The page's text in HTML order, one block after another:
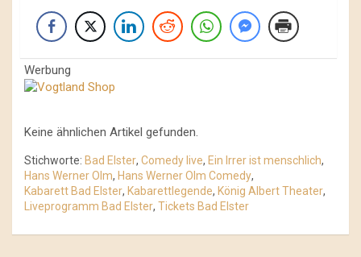
Werbung
Keine ähnlichen Artikel gefunden.
Stichworte: Bad Elster, Comedy live, Ein Irrer ist menschlich,
Hans Werner Olm, Hans Werner Olm Comedy,
Kabarett Bad Elster, Kabarettlegende, König Albert Theater,
Liveprogramm Bad Elster, Tickets Bad Elster